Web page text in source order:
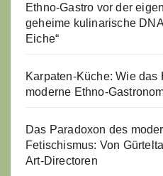
Ethno-Gastro vor der
geheime kulinarische
Eiche“
Karpaten-Küche: Wie das
moderne Ethno-
Das Paradoxon des
Fetischismus: Von
Art-Directoren